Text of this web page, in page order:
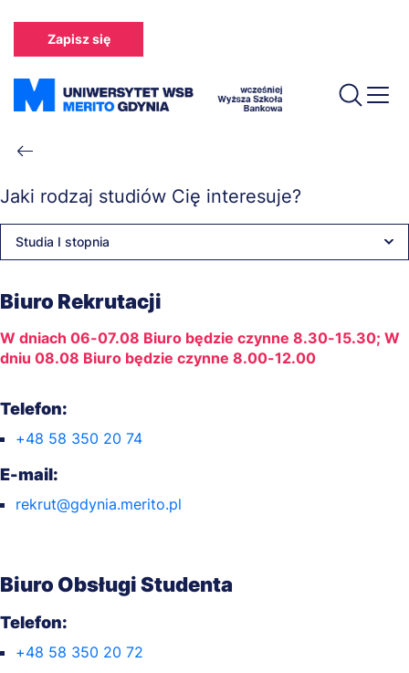
treści
Zapisz się
Ścieżka
nawigacyjna
Jaki rodzaj studiów Cię interesuje?
Studia I stopnia
Biuro Rekrutacji
W dniach 06-07.08 Biuro będzie czynne 8.30-15.30; W
dniu 08.08 Biuro będzie czynne 8.00-12.00
Telefon:
+48 58 350 20 74
E-mail:
rekrut@gdynia.merito.pl
Biuro Obsługi Studenta
Telefon:
+48 58 350 20 72